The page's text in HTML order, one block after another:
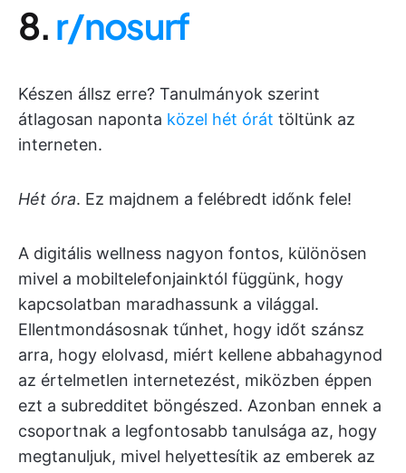
8.r/nosurf
Készen állsz erre? Tanulmányok szerint
átlagosan naponta közel hét órát töltünk az
interneten.
Hét óra. Ez majdnem a felébredt időnk fele!
A digitális wellness nagyon fontos, különösen
mivel a mobiltelefonjainktól függünk, hogy
kapcsolatban maradhassunk a világgal.
Ellentmondásosnak tűnhet, hogy időt szánsz
arra, hogy elolvasd, miért kellene abbahagynod
az értelmetlen internetezést, miközben éppen
ezt a subredditet böngészed. Azonban ennek a
csoportnak a legfontosabb tanulsága az, hogy
megtanuljuk, mivel helyettesítik az emberek az